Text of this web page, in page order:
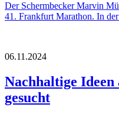
Der Schermbecker Marvin
41. Frankfurt Marathon. In
06.11.2024
Nachhaltige Ideen
gesucht